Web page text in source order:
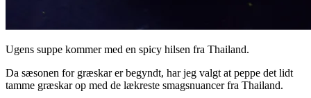
Ugens suppe kommer med en spicy hilsen fra Thailand.
Da sæsonen for græskar er begyndt, har jeg valgt at peppe det lidt
tamme græskar op med de lækreste smagsnuancer fra Thailand.